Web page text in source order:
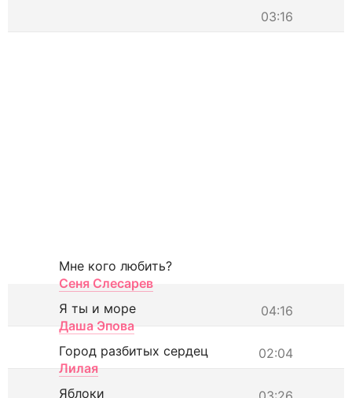
03:16
Мне кого любить?
Сеня Слесарев
04:16
Я ты и море
Даша Эпова
02:04
Город разбитых сердец
Лилая
Яблоки